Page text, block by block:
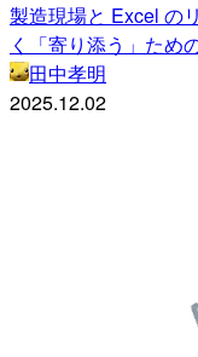
製造現場と Excel の
く「寄り添う」ため
田中孝明
2025.12.02